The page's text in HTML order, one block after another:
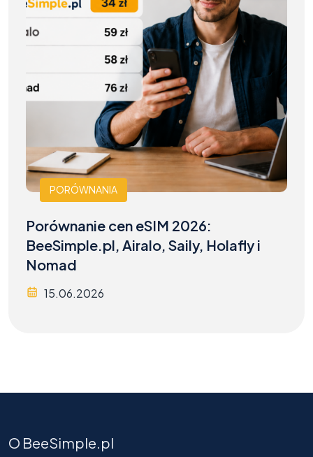
PORÓWNANIA
Porównanie cen eSIM 2026:
BeeSimple.pl, Airalo, Saily, Holafly i
Nomad
15.06.2026
O BeeSimple.pl